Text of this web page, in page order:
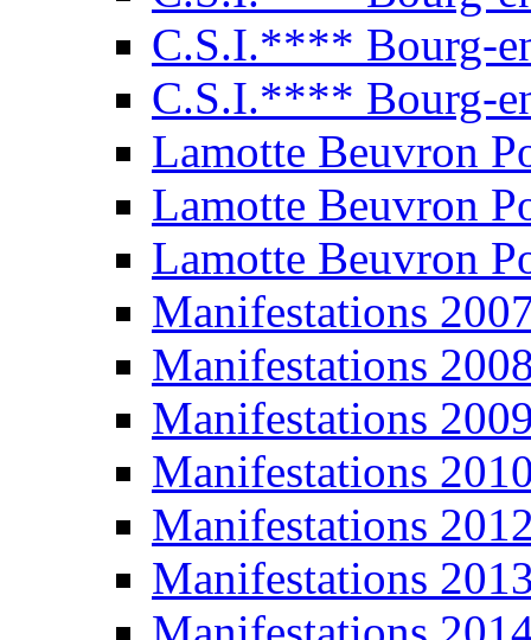
C.S.I.**** Bourg-
C.S.I.**** Bourg-
Lamotte Beuvron
Lamotte Beuvron
Lamotte Beuvron
Manifestations
Manifestations
Manifestations
Manifestations
Manifestations
Manifestations